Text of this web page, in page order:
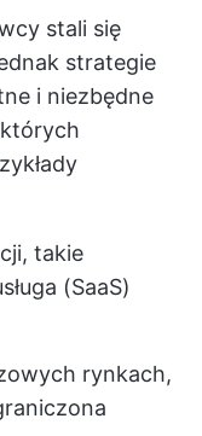
stali się
strategie
i niezbędne
takie
(SaaS)
rynkach,